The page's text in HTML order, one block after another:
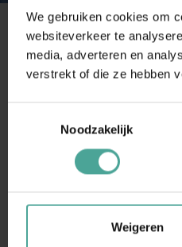
We gebruiken cookies om
websiteverkeer te
media, adverteren en
verstrekt of die ze hebben
Noodzakelijk
Weigeren
Italië: sfeer
Skigebieden zoals
uitstekende
waar je kunt
Zwitserland:
Zwitserland